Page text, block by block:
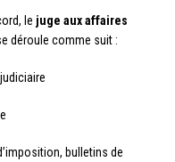
le juge aux affaires
déroule comme suit :
bulletins de